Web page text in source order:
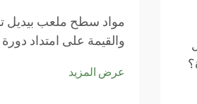
مواد سطح ملعب بيديل
والقيمة على امتداد دورة
مقاومة التآكل
عرض المزيد